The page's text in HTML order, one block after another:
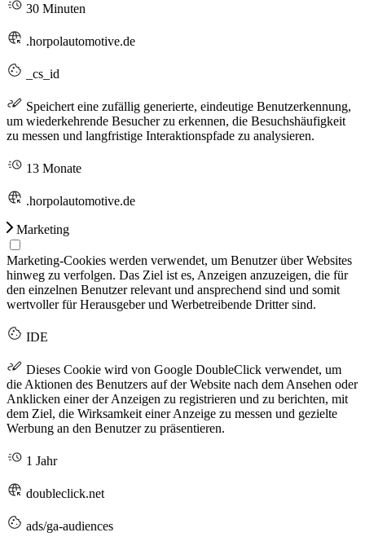
30 Minuten
.horpolautomotive.de
_cs_id
Speichert eine zufällig generierte, eindeutige Benutzerkennung,
um wiederkehrende Besucher zu erkennen, die Besuchshäufigkeit
zu messen und langfristige Interaktionspfade zu analysieren.
13 Monate
.horpolautomotive.de
Marketing
Marketing-Cookies werden verwendet, um Benutzer über Websites
hinweg zu verfolgen. Das Ziel ist es, Anzeigen anzuzeigen, die für
den einzelnen Benutzer relevant und ansprechend sind und somit
wertvoller für Herausgeber und Werbetreibende Dritter sind.
IDE
Dieses Cookie wird von Google DoubleClick verwendet, um
die Aktionen des Benutzers auf der Website nach dem Ansehen oder
Anklicken einer der Anzeigen zu registrieren und zu berichten, mit
dem Ziel, die Wirksamkeit einer Anzeige zu messen und gezielte
Werbung an den Benutzer zu präsentieren.
1 Jahr
doubleclick.net
ads/ga-audiences